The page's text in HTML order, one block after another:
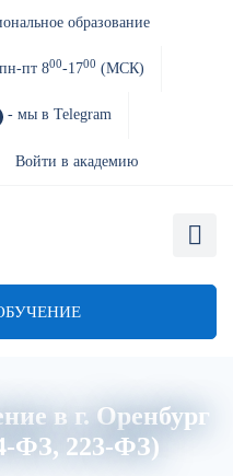
образование
пн-пт 800-1700 (МСК)
- мы в Telegram
Войти в академию
в г. Оренбург
ФЗ, 223-ФЗ)